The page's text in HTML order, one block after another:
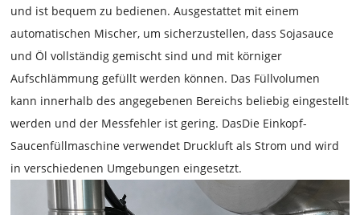
und ist bequem zu bedienen. Ausgestattet mit einem
automatischen Mischer, um sicherzustellen, dass Sojasauce
und Öl vollständig gemischt sind und mit körniger
Aufschlämmung gefüllt werden können. Das Füllvolumen
kann innerhalb des angegebenen Bereichs beliebig eingestellt
werden und der Messfehler ist gering. DasDie Einkopf-
Saucenfüllmaschine verwendet Druckluft als Strom und wird
in verschiedenen Umgebungen eingesetzt.